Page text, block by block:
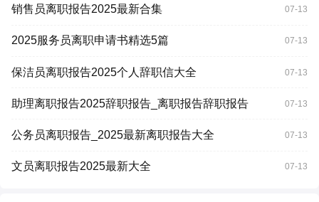
销售员离职报告2025最新合集 07-13
2025服务员离职申请书精选5篇 07-13
保洁员离职报告2025个人辞职信大全 07-13
助理离职报告2025辞职报告_离职报告辞职报告 07-13
公务员离职报告_2025最新离职报告大全 07-13
文员离职报告2025最新大全 07-13